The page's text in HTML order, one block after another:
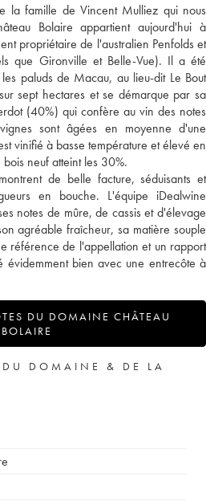
la famille de Vincent Mulliez qui nous
Bolaire appartient aujourd'hui à
propriétaire de l'australien Penfolds et
que Gironville et Belle-Vue). Il a été
paluds de Macau, au lieu-dit Le Bout
sept hectares et se démarque par sa
(40%) qui confère au vin des notes
sont âgées en moyenne d'une
vinifié à basse température et élevé en
neuf atteint les 30%.
de belle facture, séduisants et
en bouche. L'équipe iDealwine
notes de mûre, de cassis et d'élevage
agréable fraîcheur, sa matière souple
référence de l'appellation et un rapport
bien avec une entrecôte à
DU DOMAINE CHÂTEAU
BOLAIRE
DU DOMAINE & DE LA